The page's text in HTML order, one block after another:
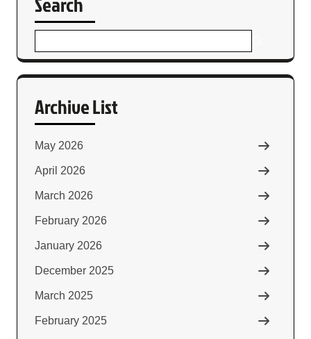
Archive List
May 2026
April 2026
March 2026
February 2026
January 2026
December 2025
March 2025
February 2025